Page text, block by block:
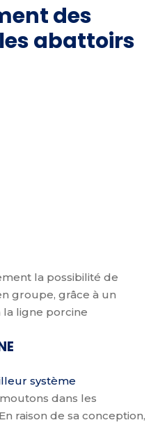
des
abattoirs
la possibilité de
groupe, grâce à un
ligne porcine
système
dans les
raison de sa conception,